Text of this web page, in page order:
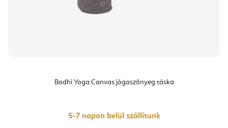
Bodhi Yoga Canvas jógaszőnyeg táska
5-7 napon belül szállítunk